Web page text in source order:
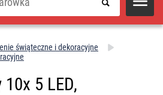
świąteczne i dekoracyjne
5 LED,